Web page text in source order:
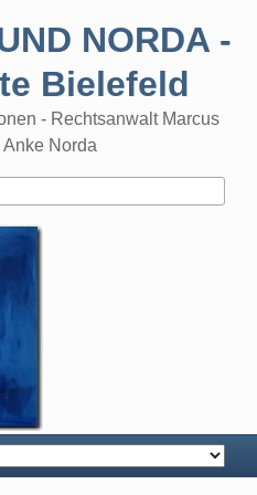
NORDA -
Bielefeld
- Rechtsanwalt Marcus
Norda